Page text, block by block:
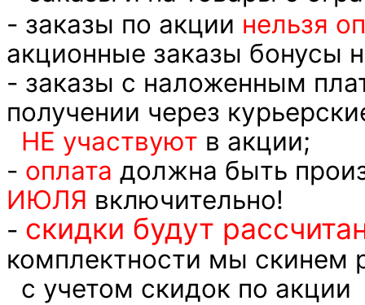
- заказы по акции нельзя
акционные заказы бонусы
- заказы с наложенным
получении через
НЕ участвуют в акции;
- оплата должна быть
ИЮЛЯ включительно!
- скидки будут
комплектности мы скинем
с учетом скидок по акции